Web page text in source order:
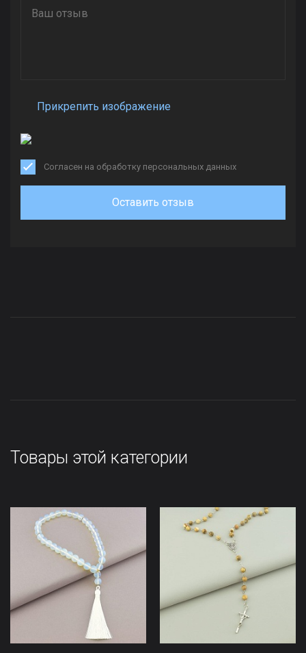
Прикрепить изображение
Согласен на обработку персональных данных
Оставить отзыв
Товары этой категории